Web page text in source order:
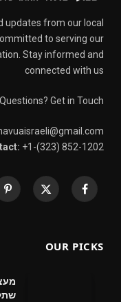
updates from our local
to serving our
Stay informed and
connected with us
Questions? Get in Touch
+1-(323) 852-1202
Facebook
X
OUR PICKS